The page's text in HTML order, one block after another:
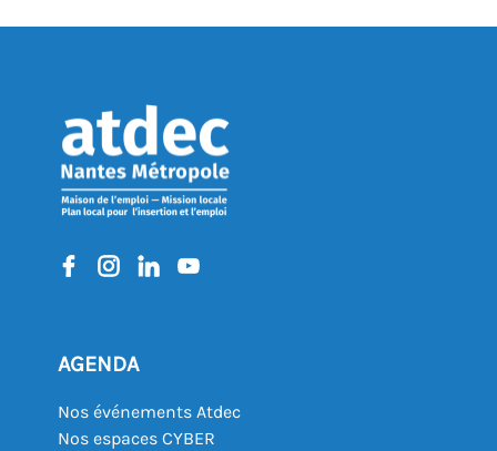
AGENDA
Nos événements Atdec
Nos espaces CYBER